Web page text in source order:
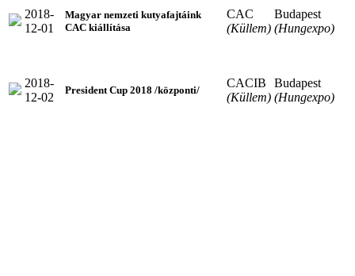
2018-
12-01
Magyar nemzeti kutyafajtáink
CAC kiállítása
CAC
(Küllem)
Budapest
(Hungexpo)
2018-
12-02
President Cup 2018 /központi/
CACIB
(Küllem)
Budapest
(Hungexpo)